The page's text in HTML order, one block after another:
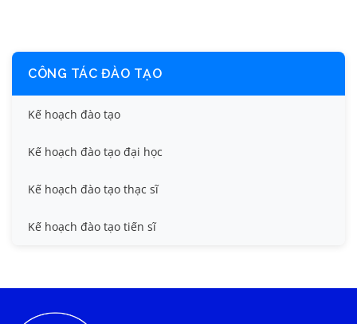
CÔNG TÁC ĐÀO TẠO
Kế hoạch đào tạo
Kế hoạch đào tạo đại học
Kế hoạch đào tạo thạc sĩ
Kế hoạch đào tạo tiến sĩ